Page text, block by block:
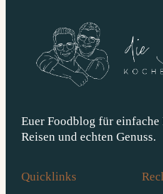
Euer Foodblog für
Reisen und echten Genuss.
Quicklinks